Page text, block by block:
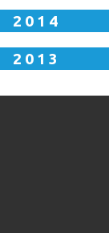
2014
2013